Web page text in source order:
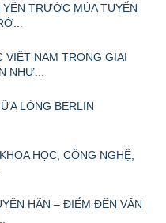
TRƯỚC MÙA TUYỂN
VIỆT NAM TRONG GIAI
NHƯ...
LÒNG BERLIN
HỌC, CÔNG NGHỆ,
HÃN – ĐIỂM ĐẾN VĂN